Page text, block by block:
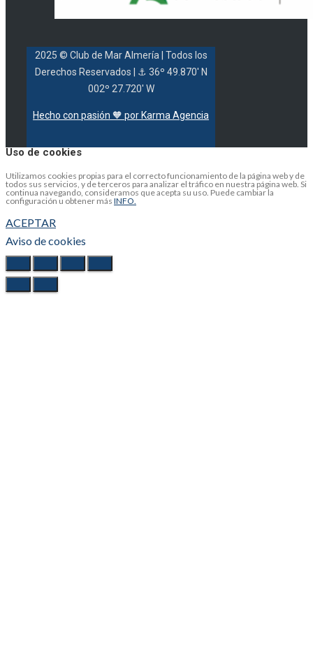
2025 © Club de Mar Almería | Todos los
Derechos Reservados |
⚓ 36º 49.870' N
002º 27.720' W
Hecho con pasión 🧡 por Karma Agencia
Uso de cookies
Utilizamos cookies propias para el correcto funcionamiento de la página web y de
todos sus servicios, y de terceros para analizar el tráfico en nuestra página web. Si
continua navegando, consideramos que acepta su uso. Puede cambiar la
configuración u obtener más INFO.
ACEPTAR
Aviso de cookies